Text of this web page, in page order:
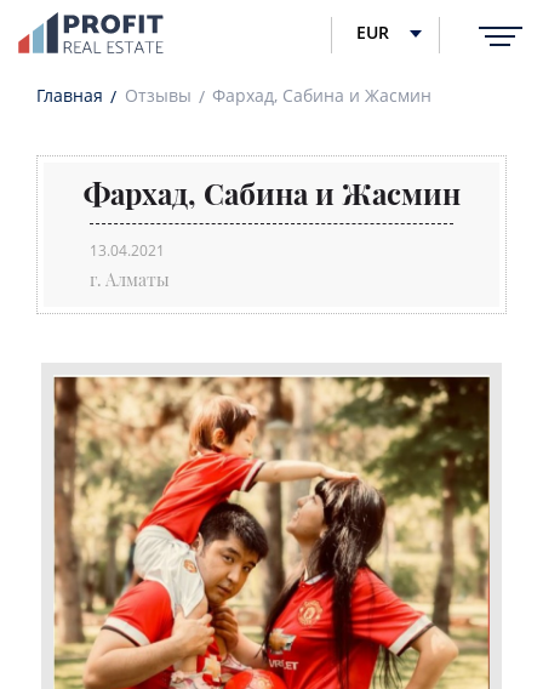
EUR
Главная Отзывы Фархад, Сабина и Жасмин
Фархад, Сабина и Жасмин
13.04.2021
г. Алматы